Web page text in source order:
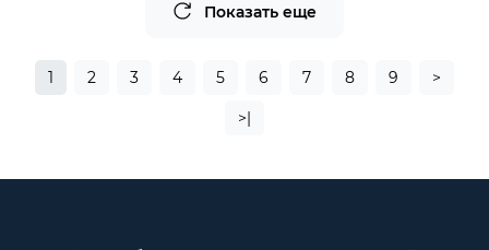
Показать еще
1 2 3 4 5 6 7 8 9 >
>|